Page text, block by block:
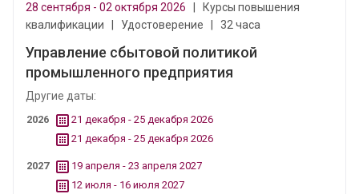
28 сентября - 02 октября 2026
Курсы повышения
квалификации
Удостоверение 32 часа
Управление сбытовой политикой
промышленного предприятия
Другие даты:
2026
21 декабря - 25 декабря 2026
21 декабря - 25 декабря 2026
2027
19 апреля - 23 апреля 2027
12 июля - 16 июля 2027